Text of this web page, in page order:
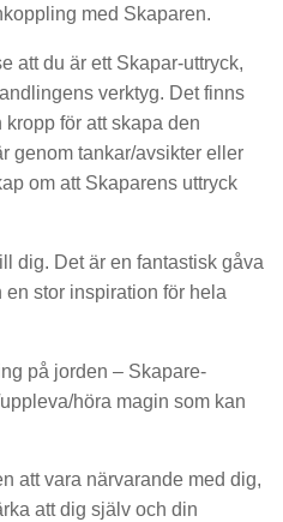
med Skaparen.
att du är ett Skapar-uttryck,
verktyg. Det finns
för att skapa den
genom tankar/avsikter eller
om att Skaparens uttryck
dig. Det är en fantastisk gåva
stor inspiration för hela
på jorden – Skapare-
höra magin som kan
att vara närvarande med dig,
att dig själv och din